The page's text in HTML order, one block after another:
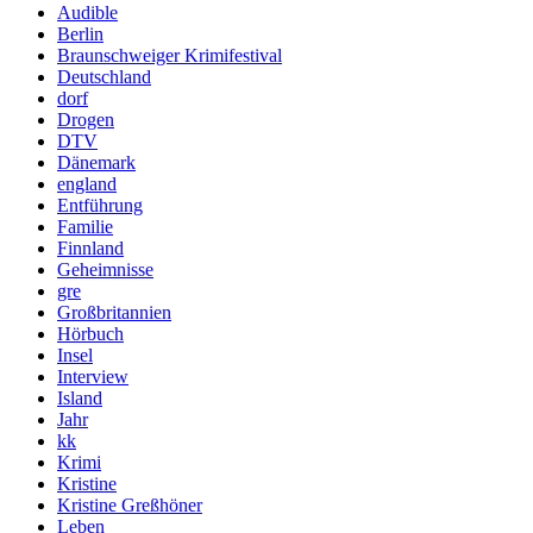
Audible
Berlin
Braunschweiger Krimifestival
Deutschland
dorf
Drogen
DTV
Dänemark
england
Entführung
Familie
Finnland
Geheimnisse
gre
Großbritannien
Hörbuch
Insel
Interview
Island
Jahr
kk
Krimi
Kristine
Kristine Greßhöner
Leben